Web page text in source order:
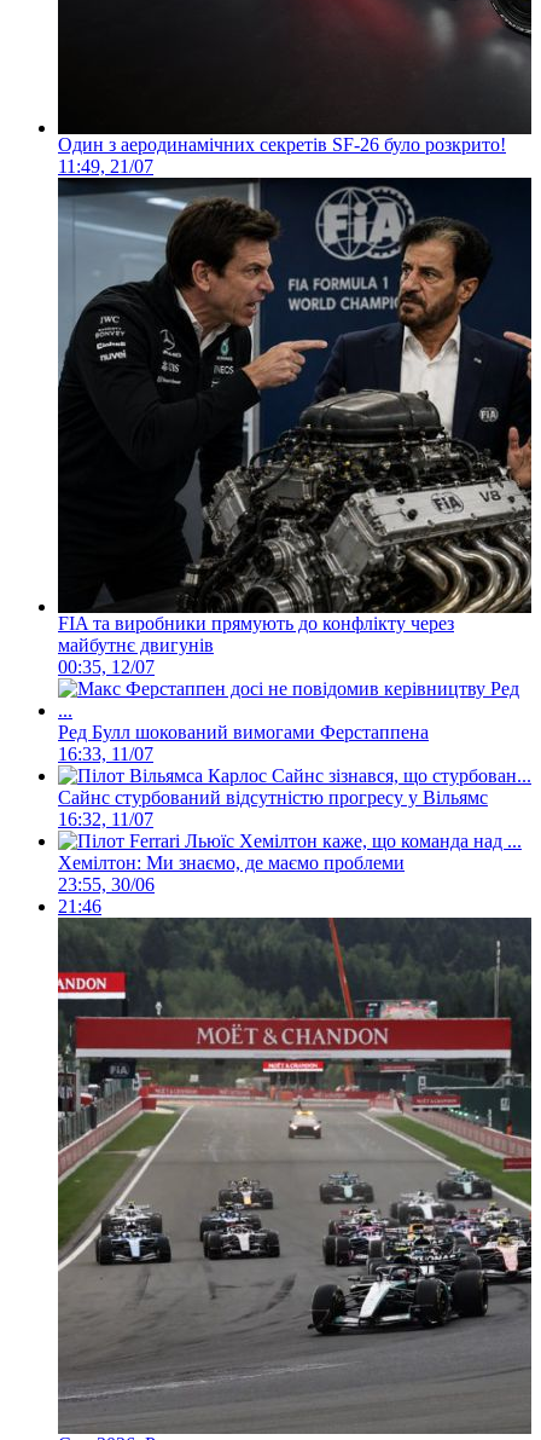
Один з аеродинамічних секретів SF-26 було розкрито!
11:49, 21/07
FIA та виробники прямують до конфлікту через
майбутнє двигунів
00:35, 12/07
Ред Булл шокований вимогами Ферстаппена
16:33, 11/07
Сайнс стурбований відсутністю прогресу у Вільямс
16:32, 11/07
Хемілтон: Ми знаємо, де маємо проблеми
23:55, 30/06
21:46